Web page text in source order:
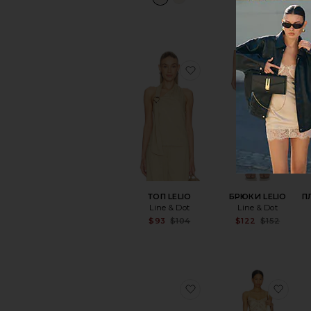
ТОП LELIO
Line & Dot
Sale price:
$93 $104
избранноеТОП LELIO
БРЮКИ LELIO
Line & Dot
$122 $152